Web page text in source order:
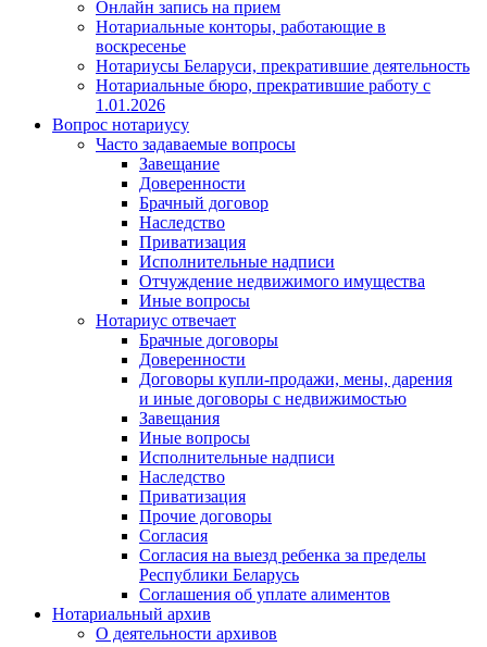
Онлайн запись на прием
Нотариальные конторы, работающие в
воскресенье
Нотариусы Беларуси, прекратившие деятельность
Нотариальные бюро, прекратившие работу с
1.01.2026
Вопрос нотариусу
Часто задаваемые вопросы
Завещание
Доверенности
Брачный договор
Наследство
Приватизация
Исполнительные надписи
Отчуждение недвижимого имущества
Иные вопросы
Нотариус отвечает
Брачные договоры
Доверенности
Договоры купли-продажи, мены, дарения
и иные договоры с недвижимостью
Завещания
Иные вопросы
Исполнительные надписи
Наследство
Приватизация
Прочие договоры
Согласия
Согласия на выезд ребенка за пределы
Республики Беларусь
Соглашения об уплате алиментов
Нотариальный архив
О деятельности архивов